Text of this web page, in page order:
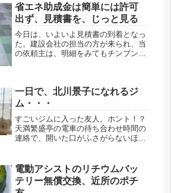
きて、離乳食はモグモグ期。メチャ、
可愛...
省エネ助成金は簡単には許可
出ず、見積書を、じっと見る
今日は、いよいよ見積書の到着となっ
た。建設会社の担当の方が来られ、当
の依頼主は、明細をみてもチンプンカ
度寸法を測り、考えてくださいまし
た。...
一日で、北川景子になれるジ
ム・・・
すごいジムに入った友人。ホント！？
天満繁盛亭の電車の待ち合わせ時間の
連絡で、開いた口がふさがらないほ
行ってきた」・・・やったね、おめで
とう、友「プールで数時間泳いで、エ
アロ...
電動アシストのリチウムバッ
テリー無償交換、近所のポチ